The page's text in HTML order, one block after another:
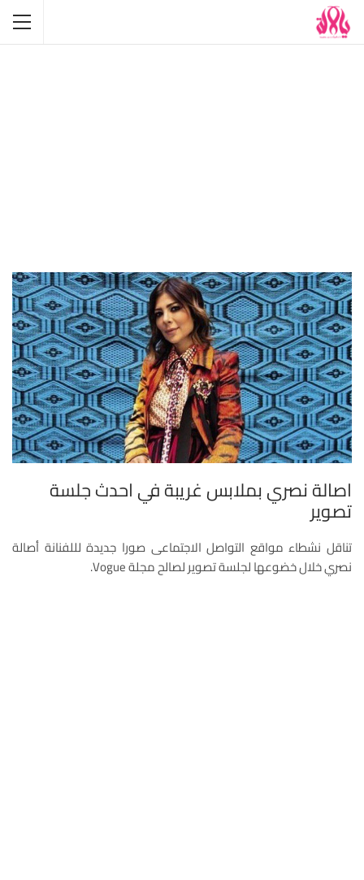
اصالة نصري بملابس غريبة في احدث جلسة
تصوير
تناقل نشطاء مواقع التواصل الاجتماعى صورا جديدة لللفنانة أصالة
نصري خلال خضوعها لجلسة تصوير لصالح مجلة Vogue.